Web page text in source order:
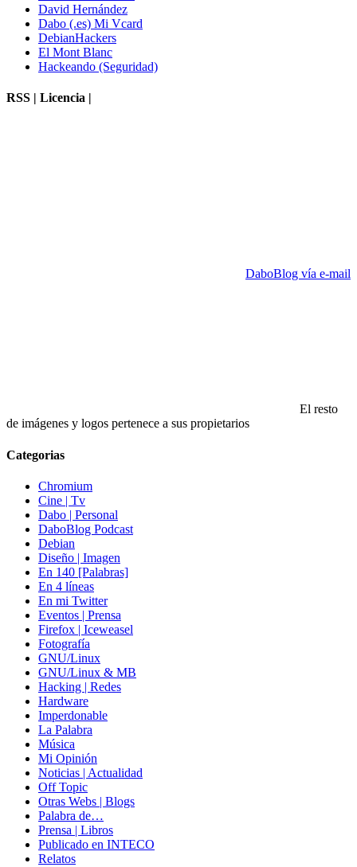
David Hernández
Dabo (.es) Mi Vcard
DebianHackers
El Mont Blanc
Hackeando (Seguridad)
RSS | Licencia |
DaboBlog vía e-mail
El resto
de imágenes y logos pertenece a sus propietarios
Categorias
Chromium
Cine | Tv
Dabo | Personal
DaboBlog Podcast
Debian
Diseño | Imagen
En 140 [Palabras]
En 4 líneas
En mi Twitter
Eventos | Prensa
Firefox | Iceweasel
Fotografía
GNU/Linux
GNU/Linux & MB
Hacking | Redes
Hardware
Imperdonable
La Palabra
Música
Mi Opinión
Noticias | Actualidad
Off Topic
Otras Webs | Blogs
Palabra de…
Prensa | Libros
Publicado en INTECO
Relatos